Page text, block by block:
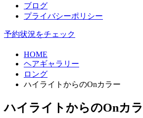
ブログ
プライバシーポリシー
予約状況をチェック
HOME
ヘアギャラリー
ロング
ハイライトからのOnカラー
ハイライトからのOnカ